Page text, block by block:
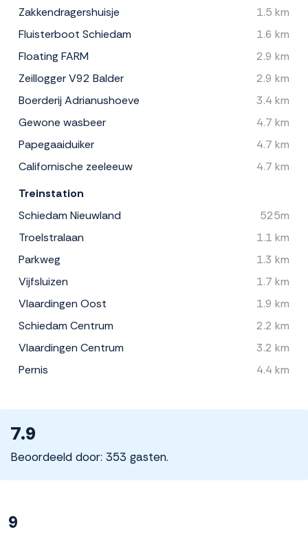
Zakkendragershuisje
1.5 km
Fluisterboot Schiedam
1.6 km
Floating FARM
2.9 km
Zeillogger V92 Balder
2.9 km
Boerderij Adrianushoeve
3.4 km
Gewone wasbeer
4.7 km
Papegaaiduiker
4.7 km
Californische zeeleeuw
4.7 km
Treinstation
Schiedam Nieuwland
525m
Troelstralaan
1.1 km
Parkweg
1.3 km
Vijfsluizen
1.7 km
Vlaardingen Oost
1.9 km
Schiedam Centrum
2.2 km
Vlaardingen Centrum
3.2 km
Pernis
4.4 km
7.9
Beoordeeld door: 353 gasten.
9